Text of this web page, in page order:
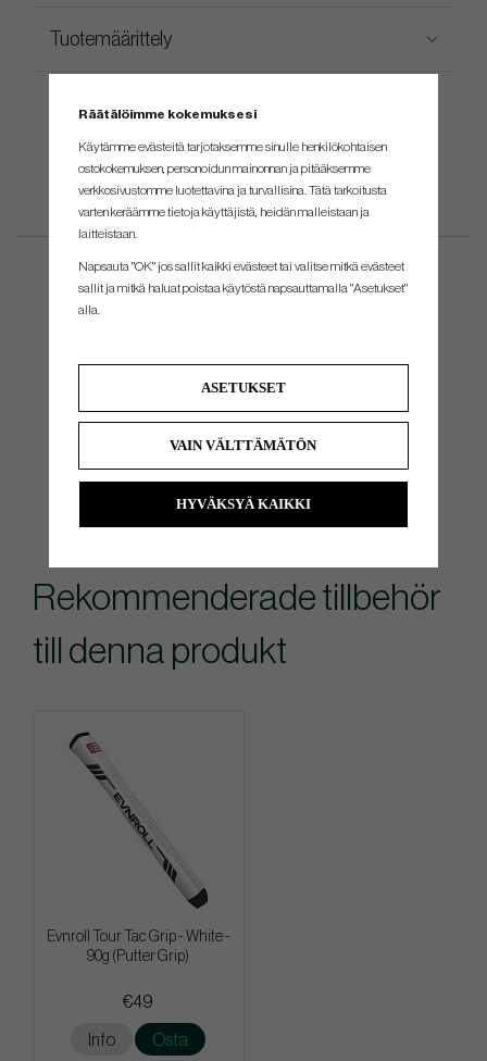
Tuotemäärittely
Rekommenderade tillbehör
till denna produkt
Evnroll Tour Tac Grip - White -
90g (Putter Grip)
€49
Info Osta
Räätälöimme kokemuksesi
Käytämme evästeitä tarjotaksemme sinulle henkilökohtaisen
ostokokemuksen, personoidun mainonnan ja pitääksemme
verkkosivustomme luotettavina ja turvallisina. Tätä tarkoitusta
varten keräämme tietoja käyttäjistä, heidän malleistaan ​​ja
laitteistaan.
Napsauta "OK" jos sallit kaikki evästeet tai valitse mitkä evästeet
sallit ja mitkä haluat poistaa käytöstä napsauttamalla "Asetukset"
alla.
ASETUKSET
VAIN VÄLTTÄMÄTÖN
HYVÄKSYÄ KAIKKI